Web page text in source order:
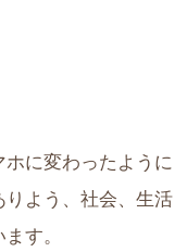
に変わったように
よう、社会、生活
す。